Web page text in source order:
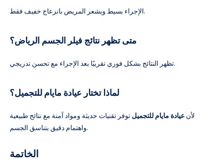
الإجراء بسيط ويشعر المريض بانزعاج خفيف فقط.
متى تظهر نتائج فيلر الجسم الرياض؟
تظهر النتائج بشكل فوري تقريبًا بعد الإجراء مع تحسن تدريجي.
لماذا تختار عيادة مايام للتجميل؟
لأن عيادة مايام للتجميل توفر تقنيات حديثة ومواد آمنة مع نتائج طبيعية
واهتمام دقيق بتناسق الجسم.
الخاتمة